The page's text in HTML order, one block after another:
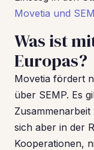
Movetia und
Was ist
Europas?
Movetia fördert
über SEMP. Es
sich aber in der
Kooperationen,